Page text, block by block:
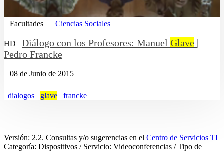
Facultades Ciencias Sociales
HD Diálogo con los Profesores: Manuel Glave |
Pedro Francke
08 de Junio de 2015
dialogos glave francke
Versión: 2.2. Consultas y/o sugerencias en el Centro de Servicios TI
Categoría: Dispositivos / Servicio: Videoconferencias / Tipo de